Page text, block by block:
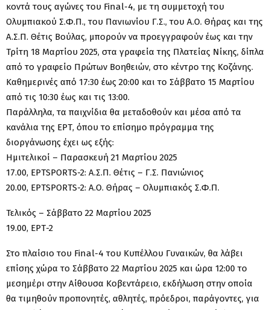
κοντά τους αγώνες του Final-4, με τη συμμετοχή του
Ολυμπιακού Σ.Φ.Π., του Πανιωνίου Γ.Σ., του Α.Ο. Θήρας και της
Α.Σ.Π. Θέτις Βούλας, μπορούν να προεγγραφούν έως και την
Τρίτη 18 Μαρτίου 2025, στα γραφεία της Πλατείας Νίκης, δίπλα
από το γραφείο Πρώτων Βοηθειών, στο κέντρο της Κοζάνης.
Καθημερινές από 17:30 έως 20:00 και το Σάββατο 15 Μαρτίου
από τις 10:30 έως και τις 13:00.
Παράλληλα, τα παιχνίδια θα μεταδοθούν και μέσα από τα
κανάλια της ΕΡΤ, όπου το επίσημο πρόγραμμα της
διοργάνωσης έχει ως εξής:
Ημιτελικοί – Παρασκευή 21 Μαρτίου 2025
17.00, EΡΤSPORTS-2: Α.Σ.Π. Θέτις – Γ.Σ. Πανιώνιος
20.00, EΡΤSPORTS-2: Α.Ο. Θήρας – Ολυμπιακός Σ.Φ.Π.
Τελικός – Σάββατο 22 Μαρτίου 2025
19.00, ΕΡΤ-2
Στο πλαίσιο του Final-4 του Κυπέλλου Γυναικών, θα λάβει
επίσης χώρα το Σάββατο 22 Μαρτίου 2025 και ώρα 12:00 το
μεσημέρι στην Αίθουσα Κοβεντάρειο, εκδήλωση στην οποία
θα τιμηθούν προπονητές, αθλητές, πρόεδροι, παράγοντες, για